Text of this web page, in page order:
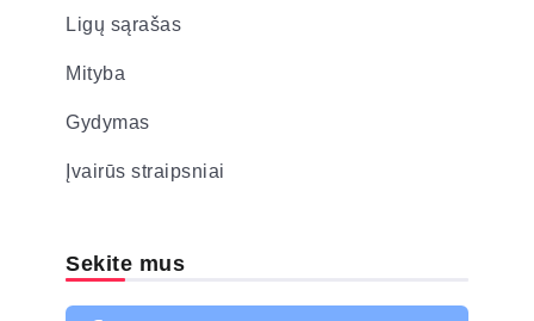
Ligų sąrašas
Mityba
Gydymas
Įvairūs straipsniai
Sekite mus